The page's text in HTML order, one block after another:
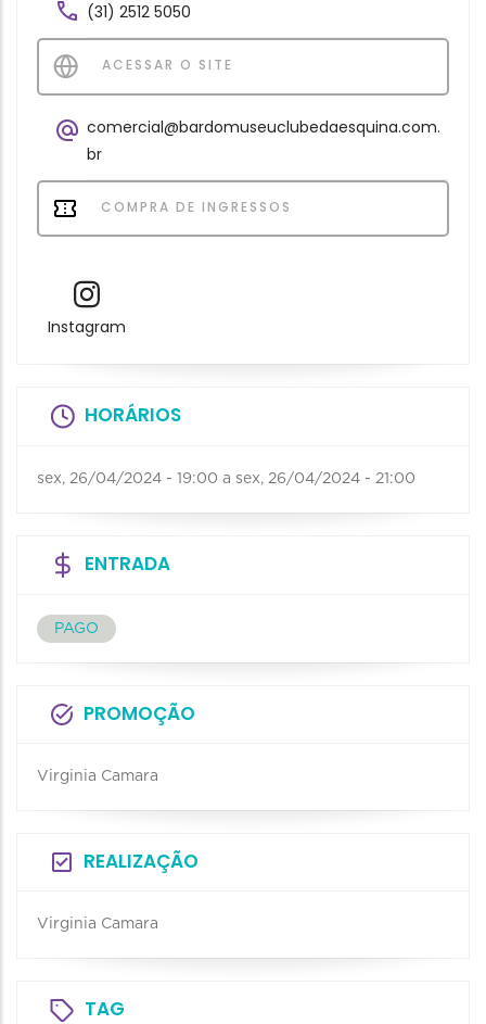
(31) 2512 5050
ACESSAR O SITE
comercial@bardomuseuclubedaesquina.com.
br
COMPRA DE INGRESSOS
Instagram
HORÁRIOS
sex, 26/04/2024 - 19:00 a sex, 26/04/2024 - 21:00
ENTRADA
PAGO
PROMOÇÃO
Virginia Camara
REALIZAÇÃO
Virginia Camara
TAG